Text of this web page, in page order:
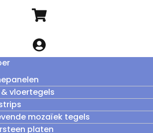
vloertegels
mozaïek tegels
platen